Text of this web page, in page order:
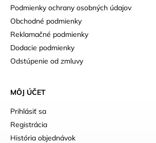
Podmienky ochrany osobných údajov
Obchodné podmienky
Reklamačné podmienky
Dodacie podmienky
Odstúpenie od zmluvy
MÔJ ÚČET
Prihlásiť sa
Registrácia
História objednávok